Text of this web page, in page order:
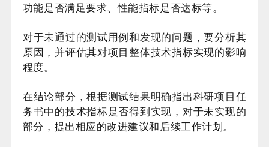
功能是否满足要求、性能指标是否达标等。
对于未通过的测试用例和发现的问题，要分析其
原因，并评估其对项目整体技术指标实现的影响
程度。
在结论部分，根据测试结果明确指出科研项目任
务书中的技术指标是否得到实现，对于未实现的
部分，提出相应的改进建议和后续工作计划。